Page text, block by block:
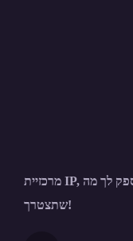
מרכזיית IP, מרכזייה לעסקים או מרכזייה בענן, אנו נספק לך מה
שתצטרך!